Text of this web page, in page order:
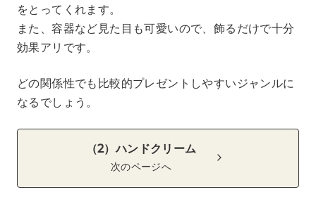
をとってくれます。
また、容器など見た目も可愛いので、飾るだけで十分
効果アリです。
どの関係性でも比較的プレゼントしやすいジャンルに
なるでしょう。
（2）ハンドクリーム
次のページへ